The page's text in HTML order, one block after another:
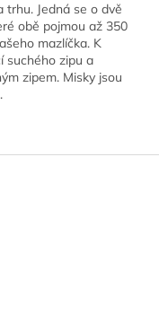
trhu. Jedná se o dvě
obě pojmou až 350
mazlíčka. K
suchého zipu a
zipem. Misky jsou